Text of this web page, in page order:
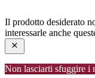
Il prodotto desiderato
interessarle anche
Non lasciarti sfuggire i